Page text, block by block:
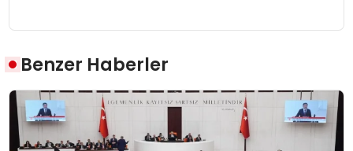
Benzer Haberler